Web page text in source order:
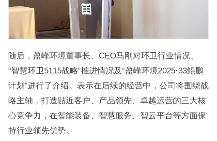
随后，盈峰环境董事长、CEO马刚对环卫行业情况、
“智慧环卫5115战略”推进情况及“盈峰环境2025·33鲲鹏
计划”进行了介绍。表示在后续的经营中，公司将围绕战
略主轴，打造贴近客户、产品领先、卓越运营的三大核
心竞争力，在智能装备、智慧服务、智云平台等方面保
持行业领先优势。